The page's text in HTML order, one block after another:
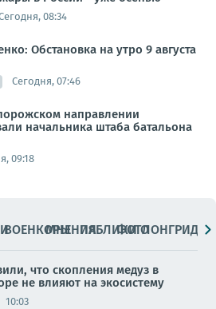
08:34
Обстановка на утро 9 августа
Сегодня, 07:46
направлении
начальника штаба батальона
09:18
ВОЕНКОРЫМНЕНИЯПАБЛИКИ
ФОТОЛОНГРИДЫ
что скопления медуз в
не влияют на экосистему
10:03